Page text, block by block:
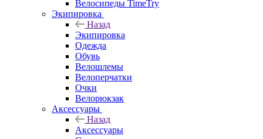
Велосипеды TimeTry
Экипировка
Назад
Экипировка
Одежда
Обувь
Велошлемы
Велоперчатки
Очки
Велорюкзак
Аксессуары
Назад
Аксессуары